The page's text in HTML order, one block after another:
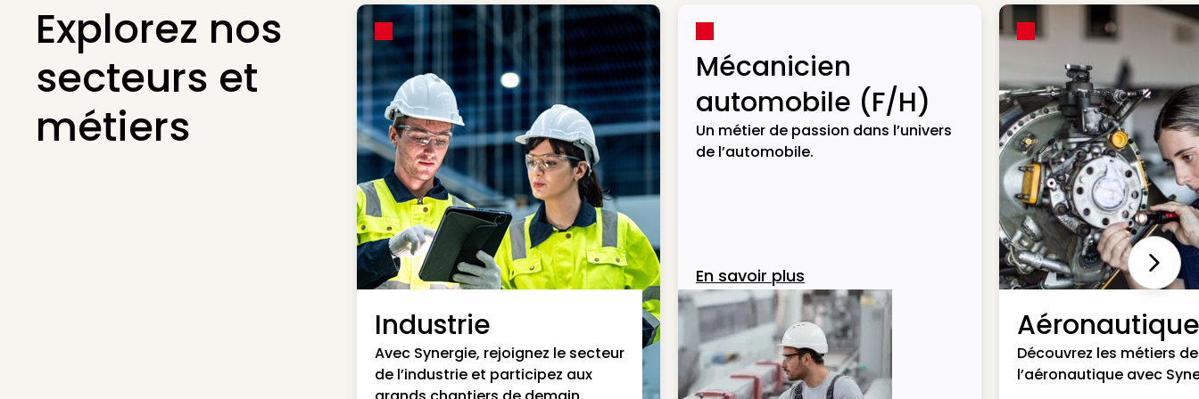
Explorez nos
secteurs et
métiers
Industrie
Avec Synergie, rejoignez le secteur
de l’industrie et participez aux
Mécanicien
automobile (F/H)
Un métier de passion dans l’univers
de l’automobile.
En savoir plus
Aéronautique
Découvrez les métiers de
l’aéronautique avec
Next